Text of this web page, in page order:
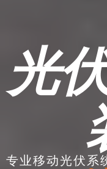
光
专业移动光伏系